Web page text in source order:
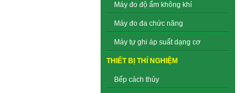
Máy đo độ ẩm không khí
Máy đo đa chức năng
Máy tự ghi áp suất dạng cơ
THIẾT BỊ THÍ NGHIỆM
Bếp cách thủy